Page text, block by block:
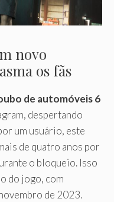
novo
os fãs
de automóveis 6
despertando
um usuário, este
de quatro anos por
o bloqueio. Isso
do jogo, com
de 2023.